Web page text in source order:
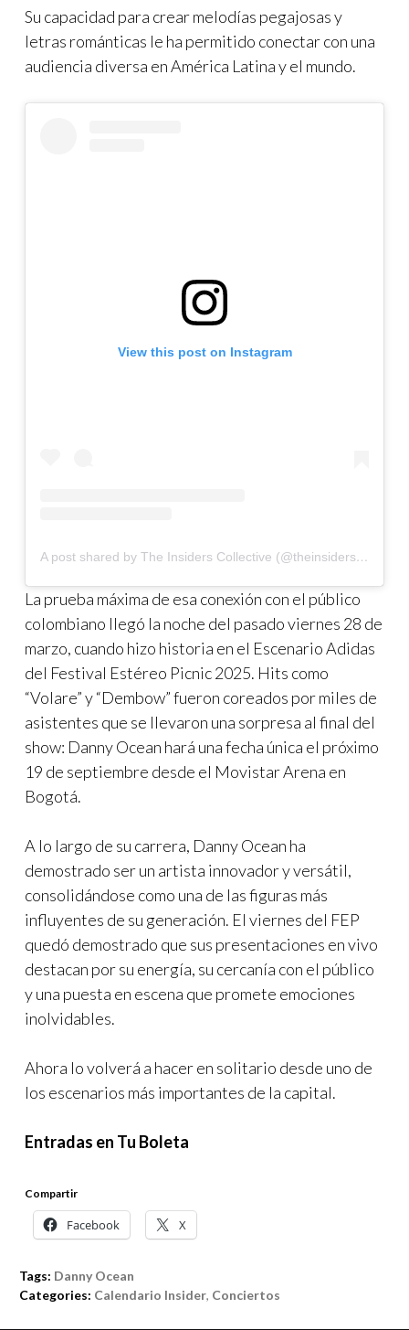
Su capacidad para crear melodías pegajosas y
letras románticas le ha permitido conectar con una
audiencia diversa en América Latina y el mundo.
View this post on Instagram
A post shared by The Insiders Collective (@theinsidersco)
La prueba máxima de esa conexión con el público
colombiano llegó la noche del pasado viernes 28 de
marzo, cuando hizo historia en el Escenario Adidas
del Festival Estéreo Picnic 2025. Hits como
“Volare” y “Dembow” fueron coreados por miles de
asistentes que se llevaron una sorpresa al final del
show: Danny Ocean hará una fecha única el próximo
19 de septiembre desde el Movistar Arena en
Bogotá.
A lo largo de su carrera, Danny Ocean ha
demostrado ser un artista innovador y versátil,
consolidándose como una de las figuras más
influyentes de su generación. El viernes del FEP
quedó demostrado que sus presentaciones en vivo
destacan por su energía, su cercanía con el público
y una puesta en escena que promete emociones
inolvidables.
Ahora lo volverá a hacer en solitario desde uno de
los escenarios más importantes de la capital.
Entradas en Tu Boleta
Compartir
Facebook X
Tags: Danny Ocean
Categories: Calendario Insider, Conciertos